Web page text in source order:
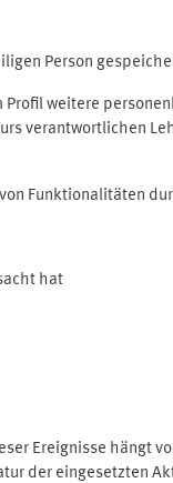
Person
weitere
verantwortlichen
Funktionalitäten
hat
Ereignisse hängt
der eingesetzten